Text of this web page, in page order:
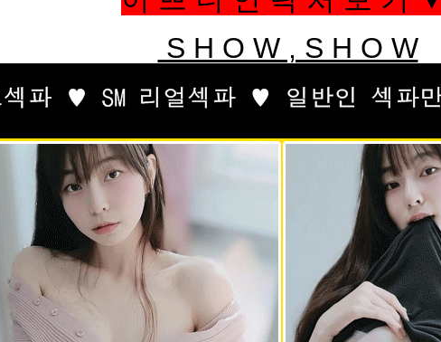
S H O W , S H O W